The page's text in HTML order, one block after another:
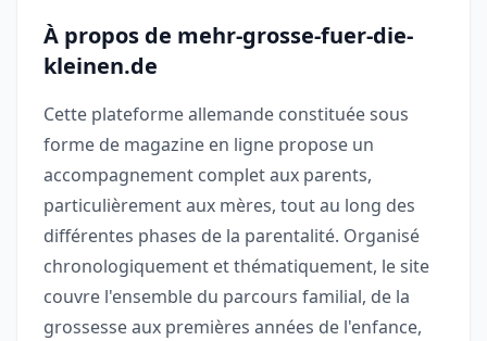
À propos de mehr-grosse-fuer-die-
kleinen.de
Cette plateforme allemande constituée sous
forme de magazine en ligne propose un
accompagnement complet aux parents,
particulièrement aux mères, tout au long des
différentes phases de la parentalité. Organisé
chronologiquement et thématiquement, le site
couvre l'ensemble du parcours familial, de la
grossesse aux premières années de l'enfance,